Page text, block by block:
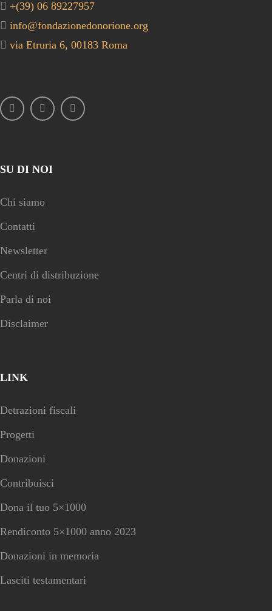
+(39) 06 89227957
info@fondazionedonorione.org
via Etruria 6, 00183 Roma
SU DI NOI
Chi siamo
Contatti
Newsletter
Centri di distribuzione
Parla di noi
Disclaimer
LINK
Detrazioni fiscali
Progetti
Donazioni
Contribuisci
Dona il tuo 5×1000
Rendiconto 5×1000 anno 2023
Donazioni in memoria
Lasciti testamentari